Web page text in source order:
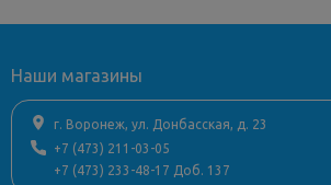
Ширина, см
Глубина, см
Ориентация раковины
Угловая конструкция
Состояние
Наши магазины
г. Воронеж, ул. Донбасская, д. 23
+7 (473) 211-03-05
+7 (473) 233-48-17 Доб. 137